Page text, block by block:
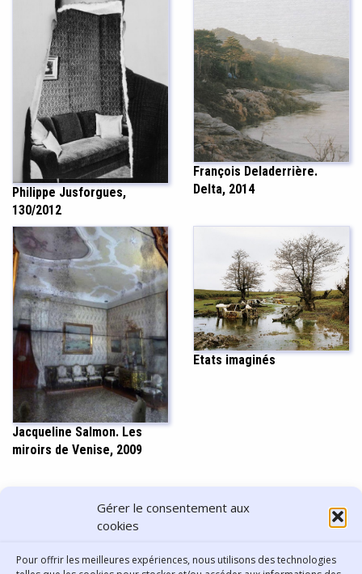
Gérer le consentement aux
cookies
Pour offrir les meilleures expériences, nous utilisons des technologies
Philippe Jusforgues,
130/2012
François Deladerrière.
Delta, 2014
Jacqueline Salmon. Les
miroirs de Venise, 2009
Etats imaginés
PARTAGER CET ARTICLE